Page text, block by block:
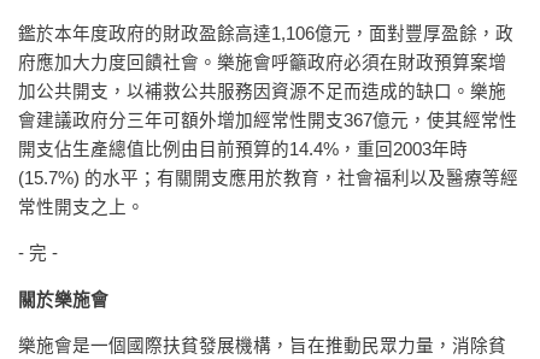
鑑於本年度政府的財政盈餘高達1,106億元，面對豐厚盈餘，政
府應加大力度回饋社會。樂施會呼籲政府必須在財政預算案增
加公共開支，以補救公共服務因資源不足而造成的缺口。樂施
會建議政府分三年可額外增加經常性開支367億元，使其經常性
開支佔生產總值比例由目前預算的14.4%，重回2003年時
(15.7%) 的水平；有關開支應用於教育，社會福利以及醫療等經
常性開支之上。
- 完 -
關於樂施會
樂施會是一個國際扶貧發展機構，旨在推動民眾力量，消除貧